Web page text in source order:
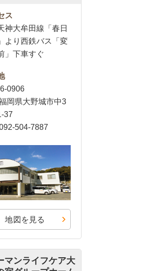
ス
神大牟田線「春日
より西鉄バス「変
」下車すぐ
0906
岡県大野城市中3
37
504-7887
地図を見る
マンライフケア大